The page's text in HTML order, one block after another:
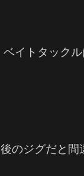
イトタック
のジグだと間